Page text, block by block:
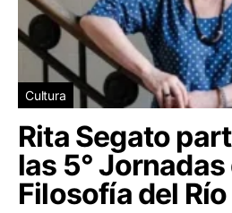
Cultura
Rita Segato
las 5° Jornadas
Filosofía del